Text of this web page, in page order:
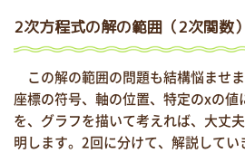
2次方程式の解の範囲（2次関数
この解の範囲の問題も結構悩ませ
座標の符号、軸の位置、特定のxの
を、グラフを描いて考えれば、大丈
明します。2回に分けて、解説してい